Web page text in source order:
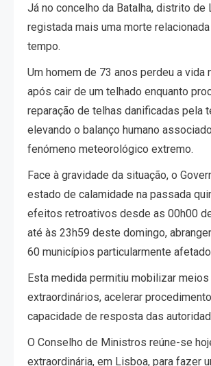
Já no concelho da Batalha, distrito de
registada mais uma morte
tempo.
Um homem de 73 anos perdeu a vida
após cair de um telhado enquanto
reparação de telhas danificadas pela
elevando o balanço humano
fenómeno meteorológico extremo.
Face à gravidade da situação, o
estado de calamidade na passada
efeitos retroativos desde as 00h00
até às 23h59 deste domingo,
60 municípios particularmente
Esta medida permitiu mobilizar meios
extraordinários, acelerar
capacidade de resposta das
O Conselho de Ministros reúne-se
extraordinária, em Lisboa, para fazer